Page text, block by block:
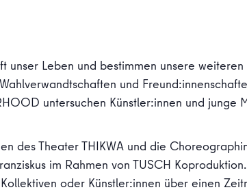
unser Leben und bestimmen unsere
und
untersuchen Künstler:innen und junge
des Theater THIKWA und die
im Rahmen von TUSCH
oder Künstler:innen über einen